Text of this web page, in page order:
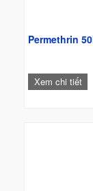
Permethrin
Xem chi tiết